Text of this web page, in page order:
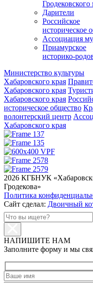
Гродековского
Дарители
Российское
историческое
Ассоциация
Приамурское
историко-
Министерство культуры
Хабаровского края
Хабаровского края
Хабаровского края
историческое общество
волонтерский центр
Хабаровского края
2026 КГБНУК
Гродекова»
Политика
Сайт сделал: Двоичный
НАПИШИТЕ НАМ
Заполните форму и мы